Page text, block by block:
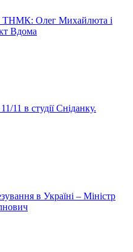
ТНМК: Олег Михайлюта і
Вдома
11 в студії Сніданку.
в Україні – Міністр